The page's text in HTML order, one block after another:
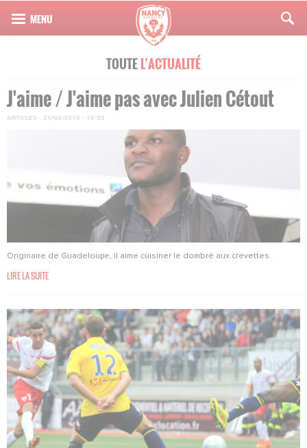
TOUTEL’ACTUALITÉ
J'aime / J'aime pas avec Julien Cétout
ARTICLES · 25/02/2015 - 10:52
Originaire de Guadeloupe, il aime cuisiner le dombré aux crevettes.
LIRE LA SUITE